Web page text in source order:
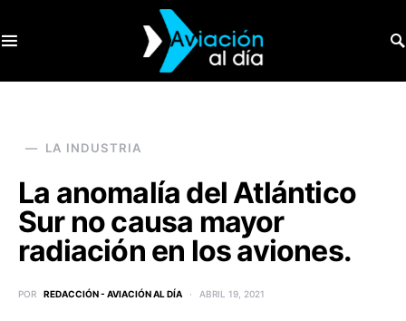
LA INDUSTRIA
La anomalía del Atlántico
Sur no causa mayor
radiación en los aviones.
POR REDACCIÓN - AVIACIÓN AL DÍA ABRIL 19, 2021